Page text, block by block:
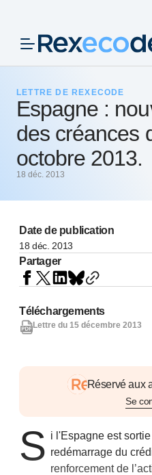
LETTRE DE REXECODE
Espagne :
des créances
octobre 2013.
18 déc. 2013
Date de publication
18 déc. 2013
Partager
Réservé aux
Se
S i l'Espagne est
redémarrage du
renforcement de
Téléchargements
Lettre du 15 décembre 2013